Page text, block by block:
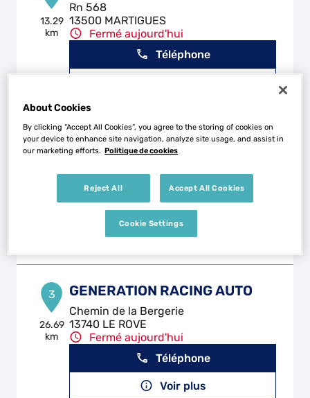
13.29
km
Rn 568
13500 MARTIGUES
Fermé aujourd'hui
Téléphone
2
17.75
BJL AUTO
Route du Jai
13220 CHATEAUNEUF-LES-MARTIGUES
Fermé aujourd'hui
Téléphone
Voir plus
3
26.69
km
GENERATION RACING AUTO
Chemin de la Bergerie
13740 LE ROVE
Fermé aujourd'hui
Téléphone
Voir plus
About Cookies
By clicking “Accept All Cookies”, you agree to the storing of cookies on
your device to enhance site navigation, analyze site usage, and assist in
our marketing efforts. Politique de cookies
Reject All Accept All Cookies
Cookie Settings